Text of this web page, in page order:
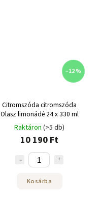
–12 %
Citromszóda citromszóda
Olasz limonádé 24 x 330 ml
Raktáron (>5 db)
10 190 Ft
Kosárba